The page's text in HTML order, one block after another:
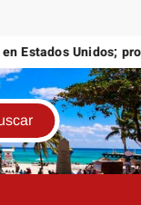
Unidos;